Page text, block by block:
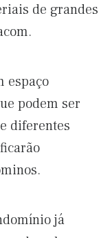
de grandes
espaço
podem ser
diferentes
já